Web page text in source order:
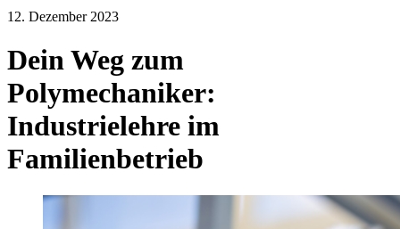
12. Dezember 2023
Dein Weg zum
Polymechaniker:
Industrielehre im
Familienbetrieb